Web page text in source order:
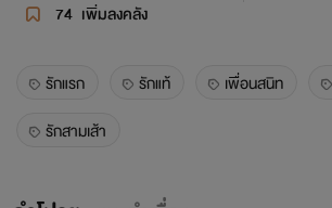
74 เพิ่มลงคลัง
รักแรก รักแท้ เพื่อนสนิท
รักสามเส้า